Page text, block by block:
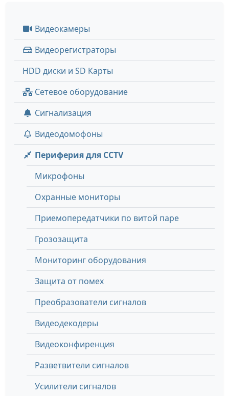
Видеокамеры
Видеорегистраторы
HDD диски и SD Карты
Сетевое оборудование
Сигнализация
Видеодомофоны
Периферия для CCTV
Микрофоны
Охранные мониторы
Приемопередатчики по витой паре
Грозозащита
Мониторинг оборудования
Защита от помех
Преобразователи сигналов
Видеодекодеры
Видеоконфиренция
Разветвители сигналов
Усилители сигналов